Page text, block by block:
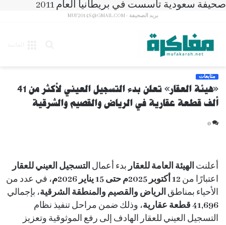
صحيفة سعودية تأسست في بريطانيا العام 2011
بريد الصحيفة - MUF2014S@GMAIL.COM
متابعات
«هيئة العقار» تعلن بدء التسجيل العيني لأكثر من 41
ألف قطعة عقارية في الرياض والقصيم والشرقية
0
أعلنت الهيئة العامة للعقار بدء أعمال التسجيل العيني للعقار
اعتبارًا من 12 أكتوبر 2025م حتى 15 يناير 2026م
، في عدد من
الأحياء بمناطق الرياض والقصيم والمنطقة الشرقية، بإجمالي
41,696 قطعة عقارية
، وذلك ضمن مراحل تنفيذ نظام
التسجيل العيني للعقار الهادف إلى رفع الموثوقية وتعزيز